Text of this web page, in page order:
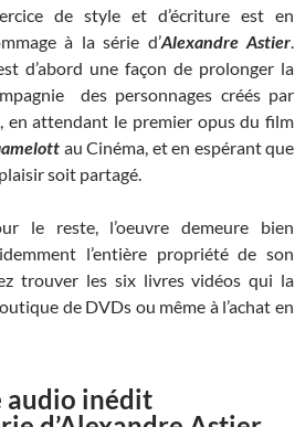
de style et d’écriture est en
à la série d’Alexandre Astier.
d’abord une façon de prolonger la
des personnages créés par
en attendant le premier opus du film
au Cinéma, et en espérant que
soit partagé.
le reste, l’oeuvre demeure bien
l’entière propriété de son
trouver les six livres vidéos qui la
de DVDs ou même à l’achat en
audio inédit